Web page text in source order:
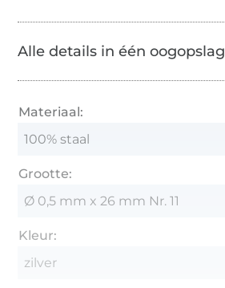
Alle details in één oogopslag
Materiaal:
100% staal
Grootte:
Ø 0,5 mm x 26 mm Nr. 11
Kleur:
zilver